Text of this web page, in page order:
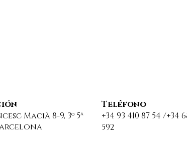
Macià 8-9, 3º 5ª
Teléfono
+34 93 410 87 54 /+34
592